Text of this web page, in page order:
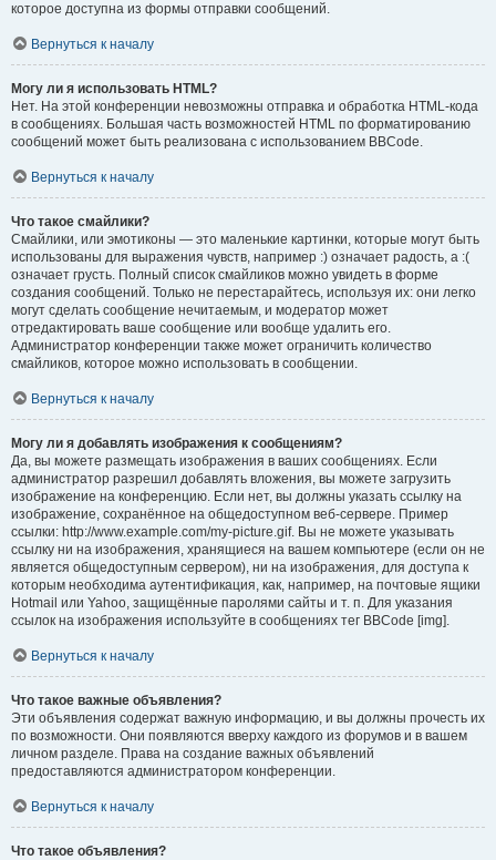
которое доступна из формы отправки сообщений.
Вернуться к началу
Могу ли я использовать HTML?
Нет. На этой конференции невозможны отправка и обработка HTML-кода
в сообщениях. Большая часть возможностей HTML по форматированию
сообщений может быть реализована с использованием BBCode.
Вернуться к началу
Что такое смайлики?
Смайлики, или эмотиконы — это маленькие картинки, которые могут быть
использованы для выражения чувств, например :) означает радость, а :(
означает грусть. Полный список смайликов можно увидеть в форме
создания сообщений. Только не перестарайтесь, используя их: они легко
могут сделать сообщение нечитаемым, и модератор может
отредактировать ваше сообщение или вообще удалить его.
Администратор конференции также может ограничить количество
смайликов, которое можно использовать в сообщении.
Вернуться к началу
Могу ли я добавлять изображения к сообщениям?
Да, вы можете размещать изображения в ваших сообщениях. Если
администратор разрешил добавлять вложения, вы можете загрузить
изображение на конференцию. Если нет, вы должны указать ссылку на
изображение, сохранённое на общедоступном веб-сервере. Пример
ссылки: http://www.example.com/my-picture.gif. Вы не можете указывать
ссылку ни на изображения, хранящиеся на вашем компьютере (если он не
является общедоступным сервером), ни на изображения, для доступа к
которым необходима аутентификация, как, например, на почтовые ящики
Hotmail или Yahoo, защищённые паролями сайты и т. п. Для указания
ссылок на изображения используйте в сообщениях тег BBCode [img].
Вернуться к началу
Что такое важные объявления?
Эти объявления содержат важную информацию, и вы должны прочесть их
по возможности. Они появляются вверху каждого из форумов и в вашем
личном разделе. Права на создание важных объявлений
предоставляются администратором конференции.
Вернуться к началу
Что такое объявления?